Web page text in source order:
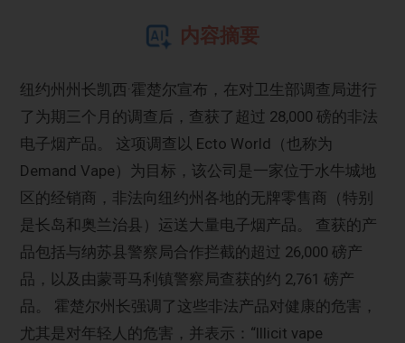
内容摘要
纽约州州长凯西·霍楚尔宣布，在对卫生部调查局进行
了为期三个月的调查后，查获了超过 28,000 磅的非法
电子烟产品。 这项调查以 Ecto World（也称为
Demand Vape）为目标，该公司是一家位于水牛城地
区的经销商，非法向纽约州各地的无牌零售商（特别
是长岛和奥兰治县）运送大量电子烟产品。 查获的产
品包括与纳苏县警察局合作拦截的超过 26,000 磅产
品，以及由蒙哥马利镇警察局查获的约 2,761 磅产
品。 霍楚尔州长强调了这些非法产品对健康的危害，
尤其是对年轻人的危害，并表示：“Illicit vape